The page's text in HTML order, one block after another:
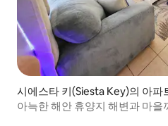
시에스타 키(Siesta Key)의 아파
아늑한 해안 휴양지 해변과 마을